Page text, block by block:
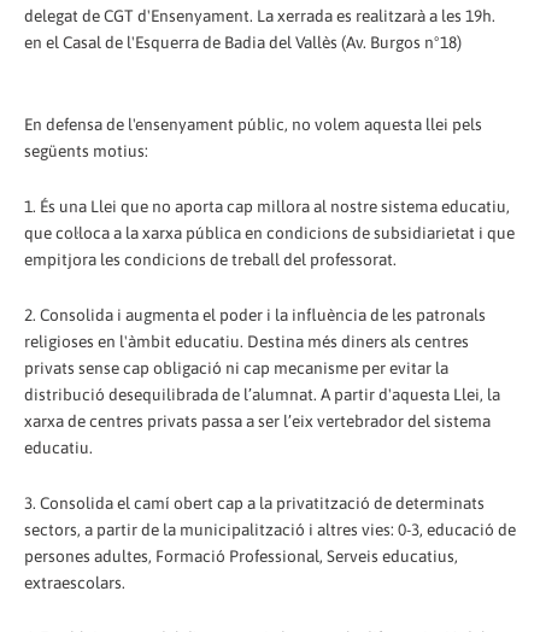
delegat de CGT d'Ensenyament. La xerrada es realitzarà a les 19h.
en el Casal de l'Esquerra de Badia del Vallès (Av. Burgos nº18)
En defensa de l'ensenyament públic, no volem aquesta llei pels
següents motius:
1. És una Llei que no aporta cap millora al nostre sistema educatiu,
que col·loca a la xarxa pública en condicions de subsidiarietat i que
empitjora les condicions de treball del professorat.
2. Consolida i augmenta el poder i la influència de les patronals
religioses en l'àmbit educatiu. Destina més diners als centres
privats sense cap obligació ni cap mecanisme per evitar la
distribució desequilibrada de l’alumnat. A partir d'aquesta Llei, la
xarxa de centres privats passa a ser l’eix vertebrador del sistema
educatiu.
3. Consolida el camí obert cap a la privatització de determinats
sectors, a partir de la municipalització i altres vies: 0-3, educació de
persones adultes, Formació Professional, Serveis educatius,
extraescolars.